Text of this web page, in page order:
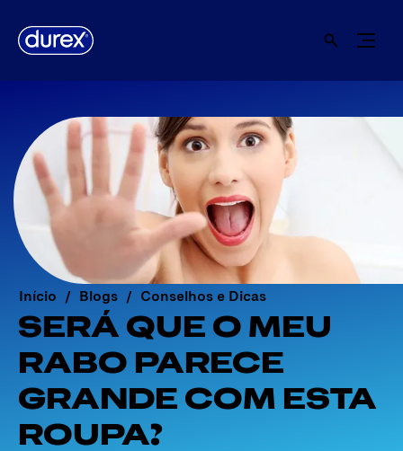
Início Blogs Conselhos e Dicas
SERÁ QUE O MEU
RABO PARECE
GRANDE COM ESTA
ROUPA?